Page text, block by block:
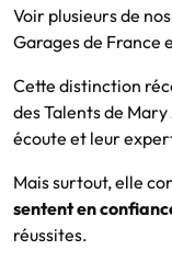
Voir plusieurs de
Garages de France
Cette distinction
des Talents de
écoute et leur
Mais surtout, elle
sentent en
réussites.